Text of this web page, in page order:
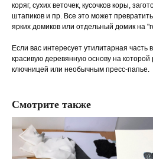
коряг, сухих веточек, кусочков коры,
штапиков и пр. Все это может
ярких домиков или отдельный домик на
Если вас интересует утилитарная
красивую деревянную основу на которой
ключницей или необычным пресс-папье.
Смотрите также